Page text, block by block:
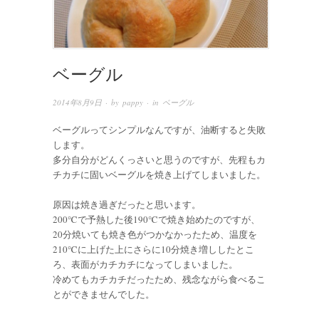
ベーグル
2014年8月9日 · by pappy · in ベーグル
ベーグルってシンプルなんですが、油断すると失敗
します。
多分自分がどんくっさいと思うのですが、先程もカ
チカチに固いベーグルを焼き上げてしまいました。
原因は焼き過ぎだったと思います。
200℃で予熱した後190℃で焼き始めたのですが、
20分焼いても焼き色がつかなかったため、温度を
210℃に上げた上にさらに10分焼き増ししたとこ
ろ、表面がカチカチになってしまいました。
冷めてもカチカチだったため、残念ながら食べるこ
とができませんでした。